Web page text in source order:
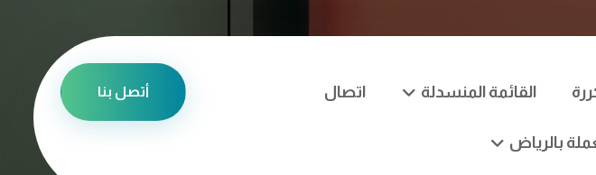
القائمة المنسدلة اتصال
بالرياض
أتصل بنا